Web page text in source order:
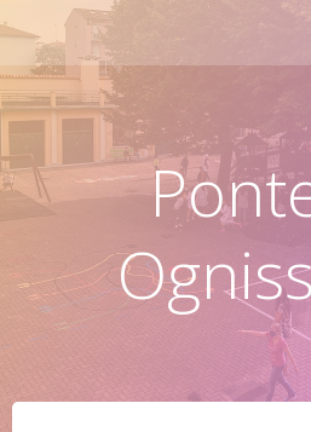
Vai